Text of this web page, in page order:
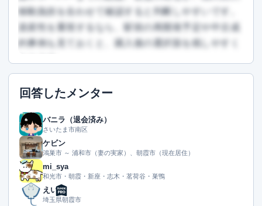
移動負担を合わせて確認すると判断しやすいです。
資産性を重視するなら、駅前の再開発予定や中古成
約事例も見ておくと、購入後の選択肢を残しやすく
この回答を読むには会員登録が必要です
（文字数：1137文字）
無料で登録して読む
回答したメンター
バニラ（退会済み）
さいたま市南区
ケビン
鴻巣市 ～ 浦和市（妻の実家）、朝霞市（現在居住）
mi_sya
和光市・朝霞・新座・志木・茗荷谷・巣鴨
えい
埼玉県朝霞市